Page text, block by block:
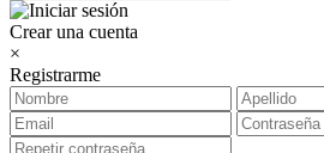
Crear una cuenta
×
Registrarme